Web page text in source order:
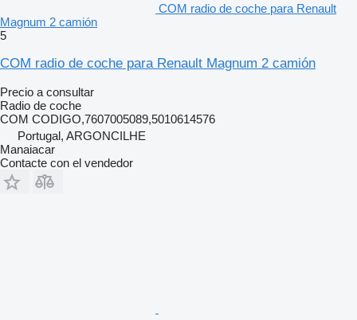
COM radio de coche para Renault
Magnum 2 camión
5
COM radio de coche para Renault Magnum 2 camión
Precio a consultar
Radio de coche
COM CODIGO,7607005089,5010614576
Portugal, ARGONCILHE
Manaiacar
Contacte con el vendedor